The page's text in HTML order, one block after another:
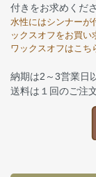
付きをお求めくださ
水性にはシンナーが
ックスオフをお買い
ワックスオフはこち
納期は2～3営業日
送料は１回のご注